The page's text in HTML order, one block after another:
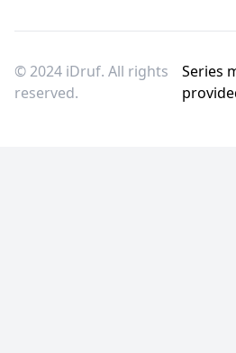
© 2024 iDruf. All rights
reserved.
Series